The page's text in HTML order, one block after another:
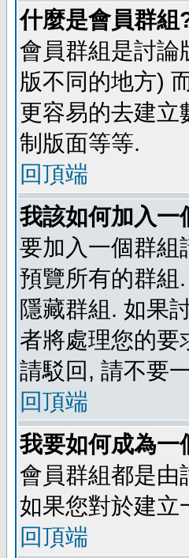
什麼是會員群組
會員群組是討論
版不同的地方)
更容易的去建立
制版面等等.
回頂端
我該如何加入一
要加入一個群組
預覽所有的群組
隱藏群組. 如果
者將處理您的要
請駁回, 請不要
回頂端
我要如何成為一
會員群組都是由
如果您對於建立
回頂端